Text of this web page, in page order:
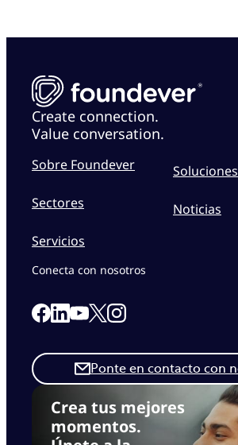
Create connection.
Value conversation.
Sobre Foundever
Sectores
Servicios
Soluciones
Noticias
Crea tus mejores
momentos.
Ponte en contacto con
Conecta con nosotros
Link to our Facebook page
Link to our Linkedin page
Link to our Youtube page
Link to our X page
Link to our Instagram